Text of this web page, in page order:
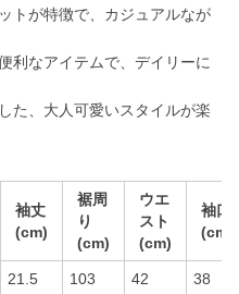
トが特徴で、カジュアルなが
利なアイテムで、デイリーに
た、大人可愛いスタイルが楽
袖丈
(cm)
裾周
り
(cm)
ウエ
スト
(cm)
袖口
(cm)
21.5 103 42 38